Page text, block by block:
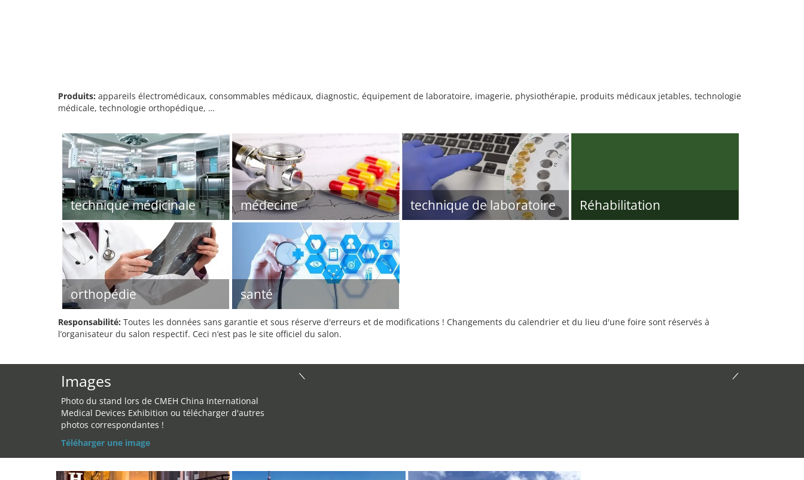
Produits: appareils électromédicaux, consommables médicaux, diagnostic, équipement de laboratoire, imagerie, physiothérapie, produits médicaux jetables, technologie
médicale, technologie orthopédique, …
technique médicinale médecine technique de laboratoire Réhabilitation
orthopédie santé
Responsabilité: Toutes les données sans garantie et sous réserve d'erreurs et de modifications ! Changements du calendrier et du lieu d'une foire sont réservés à
l’organisateur du salon respectif. Ceci n’est pas le site officiel du salon.
Images
Photo du stand lors de CMEH China International
Medical Devices Exhibition ou télécharger d'autres
photos correspondantes !
Téléharger une image